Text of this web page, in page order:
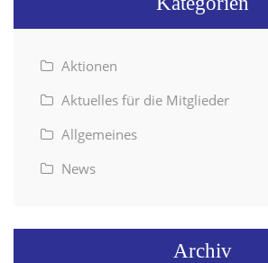
Aktionen
Aktuelles für die Mitglieder
Allgemeines
News
Archiv